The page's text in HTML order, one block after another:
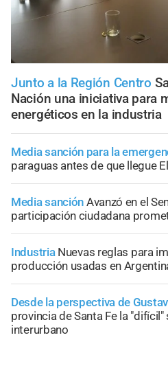
Junto a la Región Centro
Nación una iniciativa para
energéticos en la industria
Media sanción para la
paraguas antes de que llegue
Media sanción Avanzó en el
participación ciudadana
Industria Nuevas reglas para
producción usadas en
Desde la perspectiva de
provincia de Santa Fe la
interurbano